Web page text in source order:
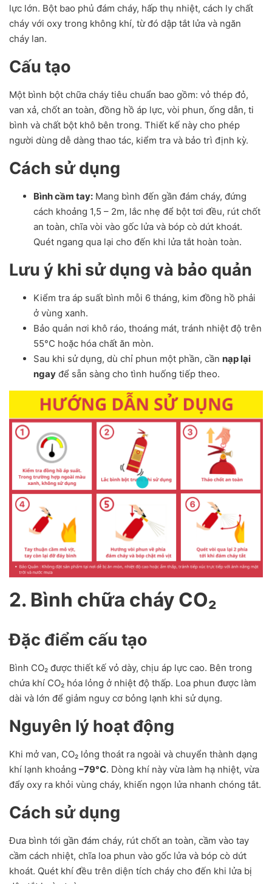
lực lớn. Bột bao phủ đám cháy, hấp thụ nhiệt, cách ly chất
cháy với oxy trong không khí, từ đó dập tắt lửa và ngăn
cháy lan.
Cấu tạo
Một bình bột chữa cháy tiêu chuẩn bao gồm: vỏ thép đỏ,
van xả, chốt an toàn, đồng hồ áp lực, vòi phun, ống dẫn, ti
bình và chất bột khô bên trong. Thiết kế này cho phép
người dùng dễ dàng thao tác, kiểm tra và bảo trì định kỳ.
Cách sử dụng
Bình cầm tay: Mang bình đến gần đám cháy, đứng
cách khoảng 1,5 – 2m, lắc nhẹ để bột tơi đều, rút chốt
an toàn, chĩa vòi vào gốc lửa và bóp cò dứt khoát.
Quét ngang qua lại cho đến khi lửa tắt hoàn toàn.
Lưu ý khi sử dụng và bảo quản
Kiểm tra áp suất bình mỗi 6 tháng, kim đồng hồ phải
ở vùng xanh.
Bảo quản nơi khô ráo, thoáng mát, tránh nhiệt độ trên
55°C hoặc hóa chất ăn mòn.
Sau khi sử dụng, dù chỉ phun một phần, cần nạp lại
ngay để sẵn sàng cho tình huống tiếp theo.
2. Bình chữa cháy CO₂
Đặc điểm cấu tạo
Bình CO₂ được thiết kế vỏ dày, chịu áp lực cao. Bên trong
chứa khí CO₂ hóa lỏng ở nhiệt độ thấp. Loa phun được làm
dài và lớn để giảm nguy cơ bỏng lạnh khi sử dụng.
Nguyên lý hoạt động
Khi mở van, CO₂ lỏng thoát ra ngoài và chuyển thành dạng
khí lạnh khoảng –79°C. Dòng khí này vừa làm hạ nhiệt, vừa
đẩy oxy ra khỏi vùng cháy, khiến ngọn lửa nhanh chóng tắt.
Cách sử dụng
Đưa bình tới gần đám cháy, rút chốt an toàn, cầm vào tay
cầm cách nhiệt, chĩa loa phun vào gốc lửa và bóp cò dứt
khoát. Quét khí đều trên diện tích cháy cho đến khi lửa bị